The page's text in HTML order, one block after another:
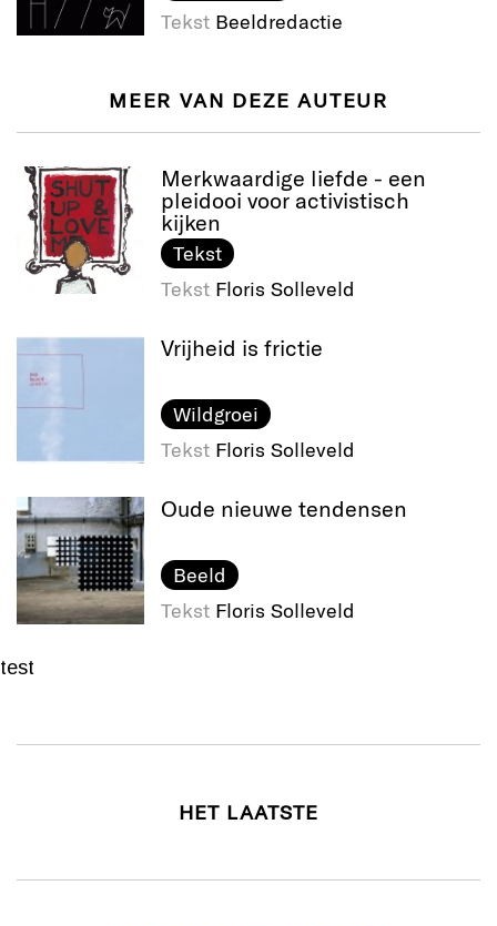
Tekst Beeldredactie
MEER VAN DEZE AUTEUR
Merkwaardige liefde - een
pleidooi voor activistisch
kijken
Tekst
Tekst Floris Solleveld
Vrijheid is frictie
Wildgroei
Tekst Floris Solleveld
Oude nieuwe tendensen
Beeld
Tekst Floris Solleveld
test
HET LAATSTE